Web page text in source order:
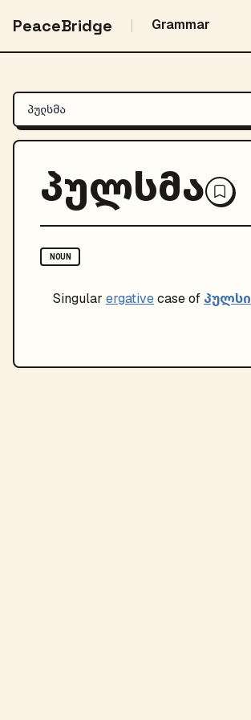
PeaceBridge Grammar
პულსმა
NOUN
Singular ergativecase of პულსი